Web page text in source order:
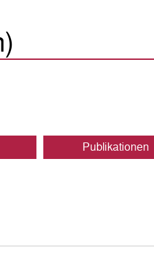
Publikationen